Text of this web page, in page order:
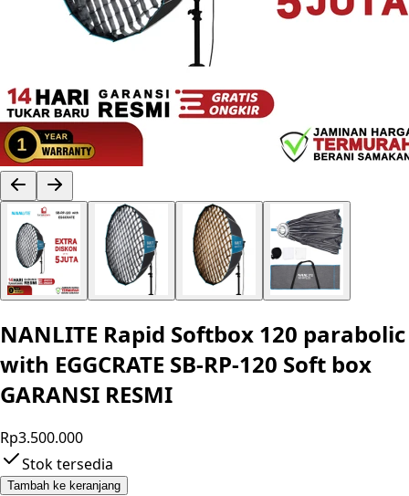
NANLITE Rapid Softbox 120 parabolic
with EGGCRATE SB-RP-120 Soft box
GARANSI RESMI
Rp3.500.000
Stok tersedia
Tambah ke keranjang